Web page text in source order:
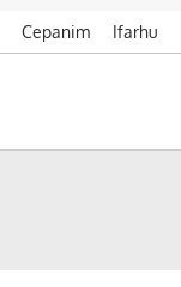
Cepanim Ifarhu